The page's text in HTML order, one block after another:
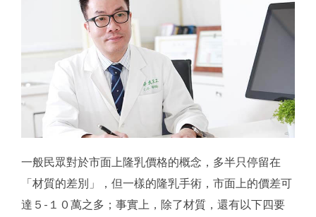
一般民眾對於市面上隆乳價格的概念，多半只停留在
「材質的差別」，但一樣的隆乳手術，市面上的價差可
達５-１０萬之多；事實上，除了材質，還有以下四要